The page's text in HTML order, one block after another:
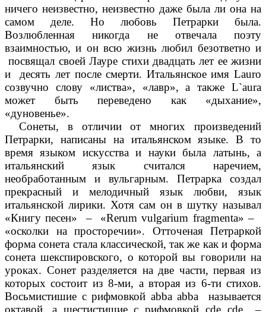
ничего неизвестно, неизвестно даже была ли она на
самом деле. Но любовь Петрарки была.
Возлюбленная никогда не отвечала поэту
взаимностью, и он всю жизнь любил безответно и
посвящал своей Лауре стихи двадцать лет ее жизни
и десять лет после смерти. Итальянское имя Lauro
созвучно слову «листва», «лавр», а также L`aura
может быть переведено как «дыхание»,
«дуновенье».
Сонеты, в отличии от многих произведений
Петрарки, написаны на итальянском языке. В то
время языком искусства и науки была латынь, а
итальянский язык считался наречием,
необработанным и вульгарным. Петрарка создал
прекрасный и мелодичный язык любви, язык
итальянской лирики. Хотя сам он в шутку называл
«Книгу песен» – «Rerum vulgarium fragmenta» –
«осколки на просторечии». Отточеная Петраркой
форма сонета стала классической, так же как и форма
сонета шекспировского, о которой вы говорили на
уроках. Сонет разделяется на две части, первая из
которых состоит из 8-ми, а вторая из 6-ти стихов.
Восьмистишие с рифмовкой abba abba называется
октавой, а шестистишие с рифмовкой cde cde –